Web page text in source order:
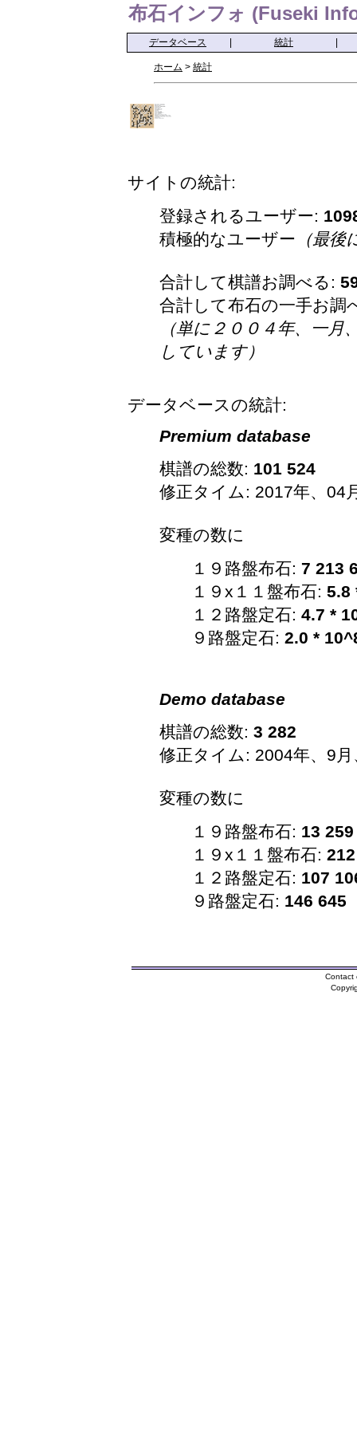
布石インフォ (Fuseki
データベース 統計
ホーム > 統計
サイトの統計:
登録されるユーザー:
積極的なユーザー （最後
合計して棋譜お調べる:
合計して布石の一手お調
（単に２００４年、一
しています）
データベースの統計:
Premium database
棋譜の総数: 101 524
修正タイム: 2017年、04
変種の数に
１９路盤布石: 7 213
１９x１１盤布石: 5.8
１２路盤定石: 4.7 *
９路盤定石: 2.0 *
Demo database
棋譜の総数: 3 282
修正タイム: 2004年、9月
変種の数に
１９路盤布石: 13 259
１９x１１盤布石:
１２路盤定石: 107
９路盤定石: 146 645
Contact